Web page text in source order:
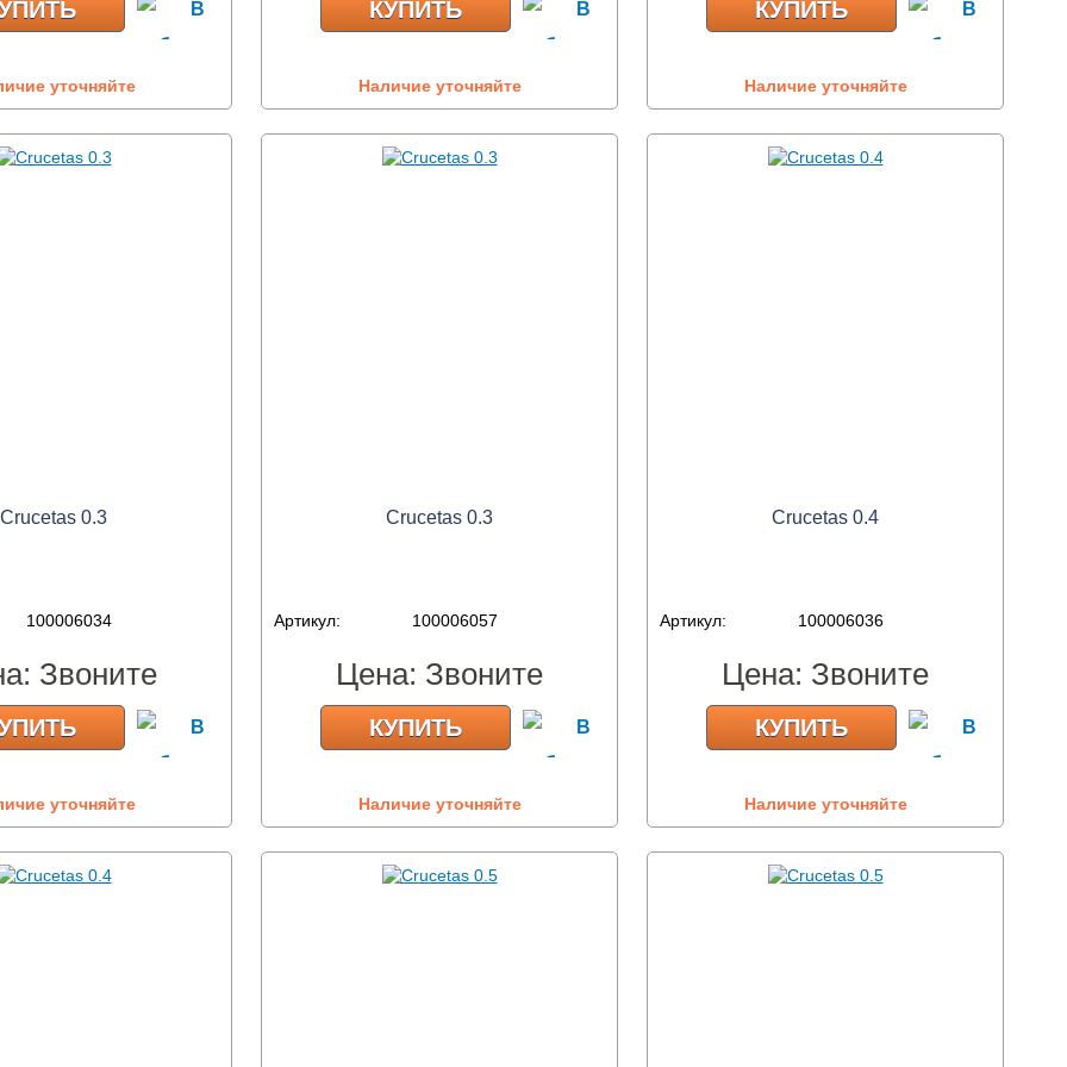
уточняйте
КУПИТЬ
Наличие уточняйте
КУПИТЬ
Наличие уточняйте
Crucetas 0.3
100006034
Звоните
уточняйте
Crucetas 0.3
Артикул: 100006057
Цена: Звоните
КУПИТЬ
Наличие уточняйте
Crucetas 0.4
Артикул: 100006036
Цена: Звоните
КУПИТЬ
Наличие уточняйте